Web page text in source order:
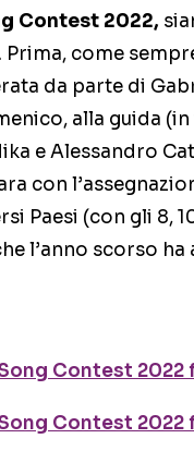
Contest 2022,
Prima, come
da parte di
alla guida
e Alessandro
con
Paesi (con gli 8,
l’anno scorso
Contest
Contest